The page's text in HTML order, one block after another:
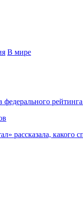
В мире
рассказала, какого